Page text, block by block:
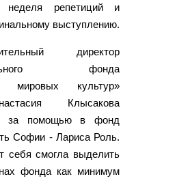
неделя репетиций и
выступлению.
директор
фонда
мировых культур»
Клысакова
за помощью в фонд
Софии - Лариса Роль.
себя смогла выделить
фонда как минимум